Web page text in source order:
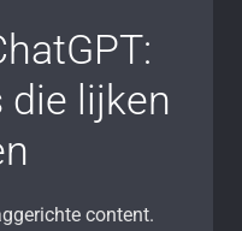
die lijken
content.